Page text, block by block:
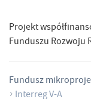
Projekt
Funduszu Rozwoju
Fundusz
Interreg V-A